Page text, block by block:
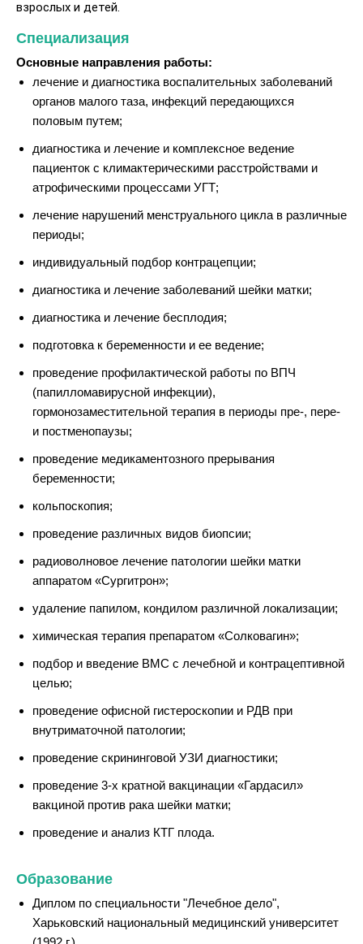
взрослых и детей.
Специализация
Основные направления работы:
лечение и диагностика воспалительных заболеваний
органов малого таза, инфекций передающихся
половым путем;
диагностика и лечение и комплексное ведение
пациенток с климактерическими расстройствами и
атрофическими процессами УГТ;
лечение нарушений менструального цикла в различные
периоды;
индивидуальный подбор контрацепции;
диагностика и лечение заболеваний шейки матки;
диагностика и лечение бесплодия;
подготовка к беременности и ее ведение;
проведение профилактической работы по ВПЧ
(папилломавирусной инфекции),
гормонозаместительной терапия в периоды пре-, пере-
и постменопаузы;
проведение медикаментозного прерывания
беременности;
кольпоскопия;
проведение различных видов биопсии;
радиоволновое лечение патологии шейки матки
аппаратом «Сургитрон»;
удаление папилом, кондилом различной локализации;
химическая терапия препаратом «Солковагин»;
подбор и введение ВМС с лечебной и контрацептивной
целью;
проведение офисной гистероскопии и РДВ при
внутриматочной патологии;
проведение скрининговой УЗИ диагностики;
проведение 3-х кратной вакцинации «Гардасил»
вакциной против рака шейки матки;
проведение и анализ КТГ плода.
Образование
Диплом по специальности "Лечебное дело",
Харьковский национальный медицинский университет